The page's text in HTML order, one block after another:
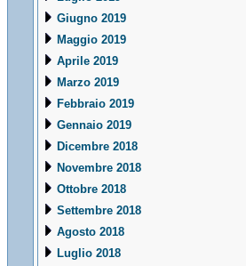
Giugno 2019
Maggio 2019
Aprile 2019
Marzo 2019
Febbraio 2019
Gennaio 2019
Dicembre 2018
Novembre 2018
Ottobre 2018
Settembre 2018
Agosto 2018
Luglio 2018